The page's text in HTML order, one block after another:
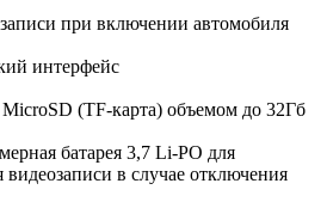
при включении автомобиля
интерфейс
(TF-карта) объемом до 32Гб
батарея 3,7 Li-PO для
видеозаписи в случае отключения